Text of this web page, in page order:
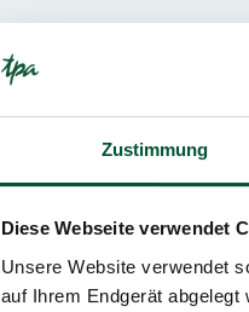
Zustimmung
Diese Webseite verwendet
Unsere Website verwendet
auf Ihrem Endgerät